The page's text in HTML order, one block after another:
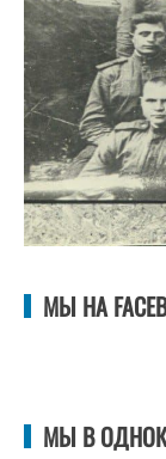
МЫ НА
МЫ В